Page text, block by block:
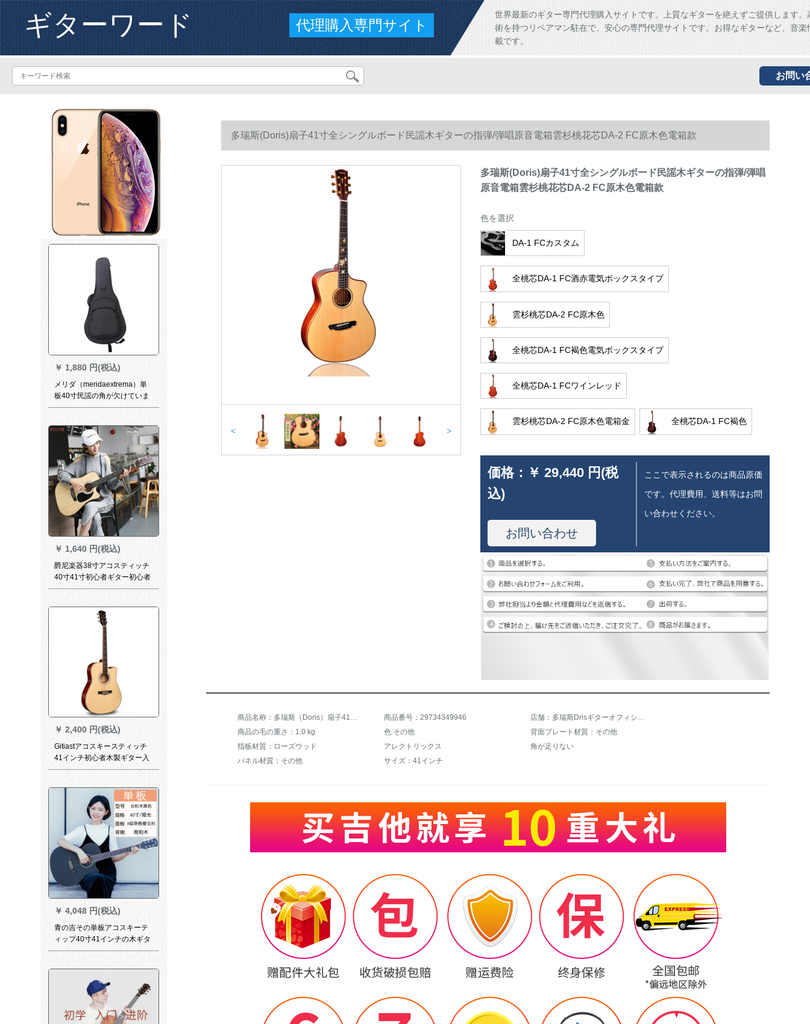
ギターワード 代理購入専門サイト
世界最新のギター専門代理購入サイトです。上質なギターを絶えずご提供します。
術を持つリペアマン駐在で、安心の専門代理サイトです。お得なギターなど、音楽
載です。
お問い
￥ 1,880 円(税込)
メリダ（meridaextrema）単
板40寸民謡の角が欠けていま
す。メリダA 18 GAC原木色面
の厚いカバンです。エレック
ボックスボックス。
￥ 1,640 円(税込)
爵尼楽器38寸アコスティッチ
40寸41寸初心者ギター初心者
入門練習琴学生男女通用40寸
￥ 2,400 円(税込)
Gitiastアコスキースティッチ
41インチ初心者木製ギター入
門男女40学生吉其41寸進級モ
￥ 4,048 円(税込)
青の吉その単板アコスキーテ
ィップ40寸41インチの木ギタ
ー初心者入門吉その学生男女
多瑞斯(Doris)扇子41寸全シングルボード民謡木ギターの指弾/弾唱原音電箱雲杉桃花芯DA-2 FC原木色電箱款
< >
多瑞斯(Doris)扇子41寸全シングルボード民謡木ギターの指弾/弾唱
原音電箱雲杉桃花芯DA-2 FC原木色電箱款
色を選択
DA-1 FCカスタム
全桃芯DA-1 FC酒赤電気ボックスタイプ
雲杉桃芯DA-2 FC原木色
全桃芯DA-1 FC褐色電気ボックスタイプ
全桃芯DA-1 FCワインレッド
雲杉桃芯DA-2 FC原木色電箱金 全桃芯DA-1 FC褐色
価格： ￥ 29,440 円(税
込)
お問い合わせ
ここで表示されるのは商品原価
です。代理費用、送料等はお問
い合わせください。
商品番号：29734349946
商品の毛の重さ：1.0 kg
色:その他
背面プレート材質：その他
指板材質：ローズウッド
アレクトリックス
角が足りない
パネル材質：その他
サイズ：41インチ